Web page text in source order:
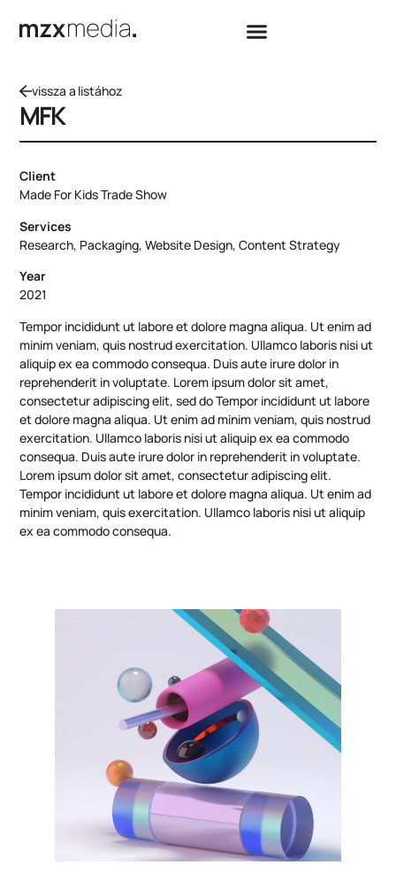
vissza a listához
MFK
Client
Made For Kids Trade Show
Services
Research, Packaging, Website Design, Content Strategy
Year
2021
Tempor incididunt ut labore et dolore magna aliqua. Ut enim ad
minim veniam, quis nostrud exercitation. Ullamco laboris nisi ut
aliquip ex ea commodo consequa. Duis aute irure dolor in
reprehenderit in voluptate. Lorem ipsum dolor sit amet,
consectetur adipiscing elit, sed do Tempor incididunt ut labore
et dolore magna aliqua. Ut enim ad minim veniam, quis nostrud
exercitation. Ullamco laboris nisi ut aliquip ex ea commodo
consequa. Duis aute irure dolor in reprehenderit in voluptate.
Lorem ipsum dolor sit amet, consectetur adipiscing elit.
Tempor incididunt ut labore et dolore magna aliqua. Ut enim ad
minim veniam, quis exercitation. Ullamco laboris nisi ut aliquip
ex ea commodo consequa.